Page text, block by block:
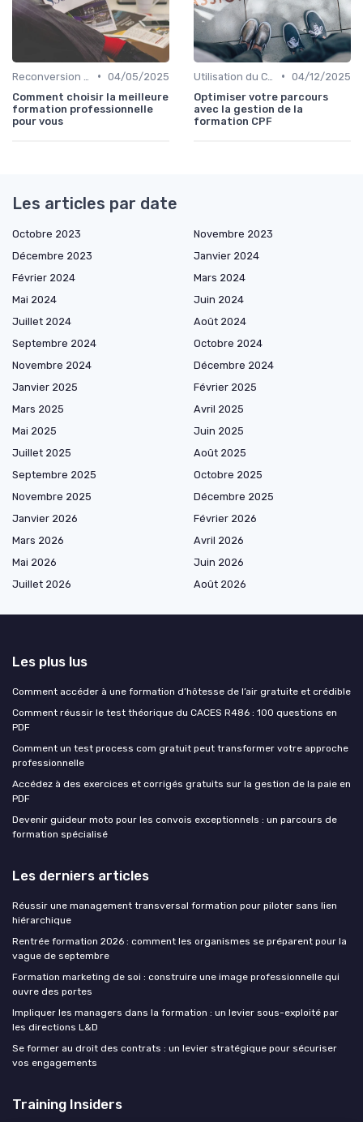
• 04/05/2025
Comment choisir la meilleure
formation professionnelle
pour vous
• 04/12/2025
Optimiser votre parcours
avec la gestion de la
formation CPF
Les articles par date
Octobre 2023
Novembre 2023
Décembre 2023
Janvier 2024
Février 2024
Mars 2024
Mai 2024
Juin 2024
Juillet 2024
Août 2024
Septembre 2024
Octobre 2024
Novembre 2024
Décembre 2024
Janvier 2025
Février 2025
Mars 2025
Avril 2025
Mai 2025
Juin 2025
Juillet 2025
Août 2025
Septembre 2025
Octobre 2025
Novembre 2025
Décembre 2025
Janvier 2026
Février 2026
Mars 2026
Avril 2026
Mai 2026
Juin 2026
Juillet 2026
Août 2026
Les plus lus
Comment accéder à une formation d’hôtesse de l’air gratuite et crédible
Comment réussir le test théorique du CACES R486 : 100 questions en
PDF
Comment un test process com gratuit peut transformer votre approche
professionnelle
Accédez à des exercices et corrigés gratuits sur la gestion de la paie en
PDF
Devenir guideur moto pour les convois exceptionnels : un parcours de
formation spécialisé
Les derniers articles
Réussir une management transversal formation pour piloter sans lien
hiérarchique
Rentrée formation 2026 : comment les organismes se préparent pour la
vague de septembre
Formation marketing de soi : construire une image professionnelle qui
ouvre des portes
Impliquer les managers dans la formation : un levier sous-exploité par
les directions L&D
Se former au droit des contrats : un levier stratégique pour sécuriser
vos engagements
Training Insiders